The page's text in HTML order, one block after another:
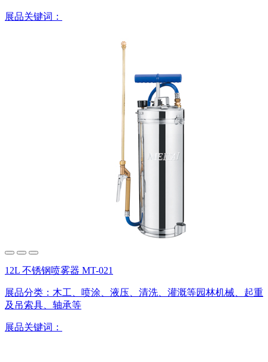
展品关键词：
12L 不锈钢喷雾器 MT-021
展品分类： 木工、喷涂、液压、清洗、灌溉等园林机械、起重
及吊索具、轴承等
展品关键词：